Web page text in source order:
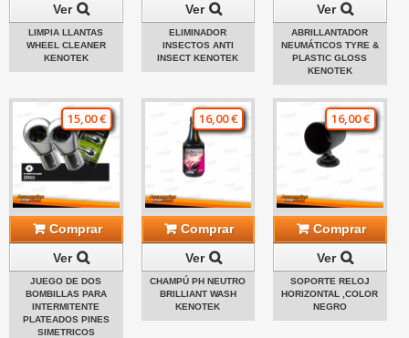
Ver
LIMPIA LLANTAS
WHEEL CLEANER
KENOTEK
Ver
ELIMINADOR
INSECTOS ANTI
INSECT KENOTEK
Ver
ABRILLANTADOR
NEUMÁTICOS TYRE &
PLASTIC GLOSS
KENOTEK
15,00 €
Comprar
Ver
JUEGO DE DOS
BOMBILLAS PARA
INTERMITENTE
PLATEADOS PINES
SIMETRICOS
16,00 €
Comprar
Ver
CHAMPÚ PH NEUTRO
BRILLIANT WASH
KENOTEK
16,00 €
Comprar
Ver
SOPORTE RELOJ
HORIZONTAL ,COLOR
NEGRO